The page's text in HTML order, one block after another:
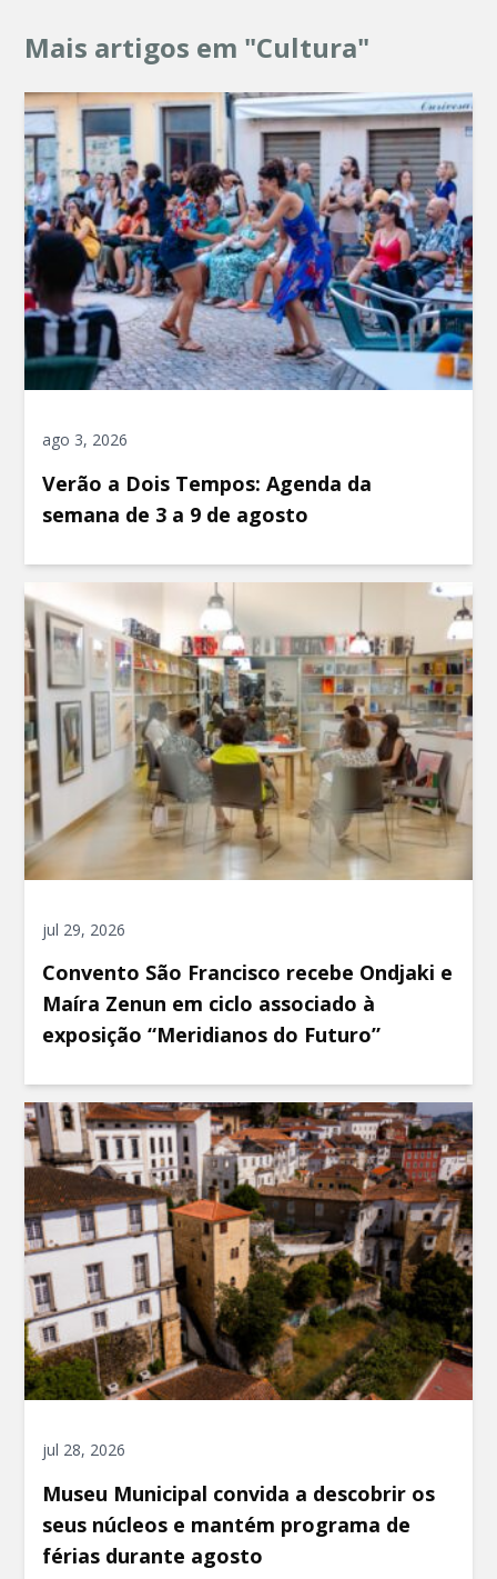
Mais artigos em "Cultura"
ago 3, 2026
Verão a Dois Tempos: Agenda da
semana de 3 a 9 de agosto
jul 29, 2026
Convento São Francisco recebe Ondjaki e
Maíra Zenun em ciclo associado à
exposição “Meridianos do Futuro”
jul 28, 2026
Museu Municipal convida a descobrir os
seus núcleos e mantém programa de
férias durante agosto